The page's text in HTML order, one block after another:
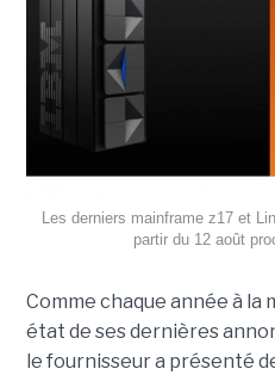
Les derniers mainframe z17 et
partir du 12 août
Comme chaque année à la
état de ses dernières
le fournisseur a présenté